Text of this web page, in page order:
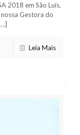
2018 em São Luís,
Gestora do
[…]
Leia Mais